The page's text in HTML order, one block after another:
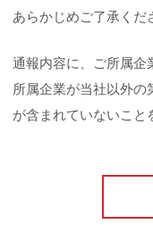
あらかじめご了承くだ
通報内容に、ご所属企
所属企業が当社以外の
が含まれていないこと